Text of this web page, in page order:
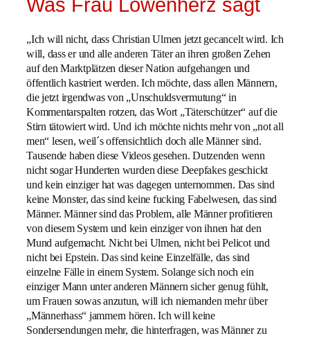
Was Frau Löwenherz sagt
„Ich will nicht, dass Christian Ulmen jetzt gecancelt wird. Ich
will, dass er und alle anderen Täter an ihren großen Zehen
auf den Marktplätzen dieser Nation aufgehangen und
öffentlich kastriert werden. Ich möchte, dass allen Männern,
die jetzt irgendwas von „Unschuldsvermutung“ in
Kommentarspalten rotzen, das Wort „Täterschützer“ auf die
Stirn tätowiert wird. Und ich möchte nichts mehr von „not all
men“ lesen, weil´s offensichtlich doch alle Männer sind.
Tausende haben diese Videos gesehen. Dutzenden wenn
nicht sogar Hunderten wurden diese Deepfakes geschickt
und kein einziger hat was dagegen unternommen. Das sind
keine Monster, das sind keine fucking Fabelwesen, das sind
Männer. Männer sind das Problem, alle Männer profitieren
von diesem System und kein einziger von ihnen hat den
Mund aufgemacht. Nicht bei Ulmen, nicht bei Pelicot und
nicht bei Epstein. Das sind keine Einzelfälle, das sind
einzelne Fälle in einem System. Solange sich noch ein
einziger Mann unter anderen Männern sicher genug fühlt,
um Frauen sowas anzutun, will ich niemanden mehr über
„Männerhass“ jammern hören. Ich will keine
Sondersendungen mehr, die hinterfragen, was Männer zu